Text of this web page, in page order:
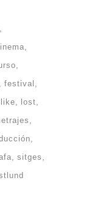
festival
like
lost
sitges